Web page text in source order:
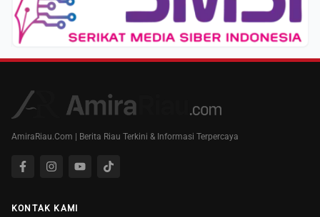
AmiraRiau.Com | Berita Riau Terkini & Informasi Terpercaya
KONTAK KAMI